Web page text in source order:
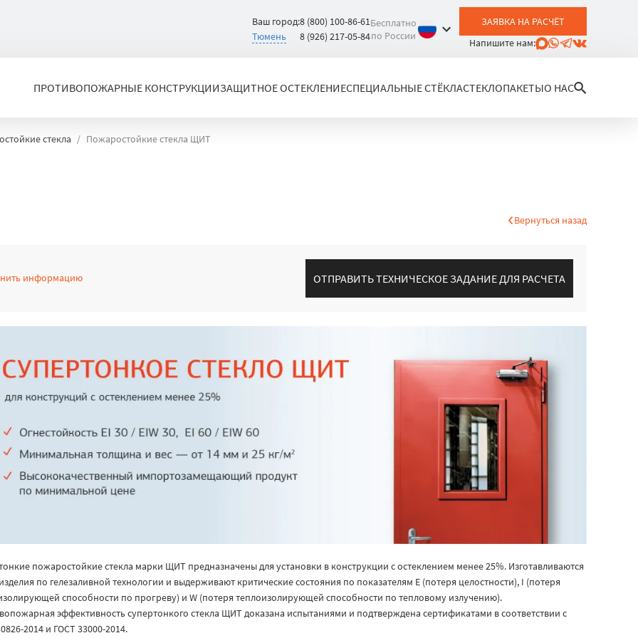
Ваш город:
Тюмень
8 (800) 100-86-61
8 (926) 217-05-84
Бесплатно
по России
ЗАЯВКА НА РАСЧЁТ
Напишите нам:
ПРОТИВОПОЖАРНЫЕ КОНСТРУКЦИИЗАЩИТНОЕ ОСТЕКЛЕНИЕСПЕЦИАЛЬНЫЕ СТЁКЛАСТЕКЛОПАКЕТЫО НАС
стекла Пожаростойкие стекла ЩИТ
Вернуться назад
информацию ОТПРАВИТЬ ТЕХНИЧЕСКОЕ ЗАДАНИЕ ДЛЯ РАСЧЕТА
пожаростойкие стекла марки ЩИТ предназначены для установки в конструкции с остеклением менее 25%. Изготавливаются
по гелезаливной технологии и выдерживают критические состояния по показателям E (потеря целостности), I (потеря
способности по прогреву) и W (потеря теплоизолирующей способности по тепловому излучению).
эффективность супертонкого стекла ЩИТ доказана испытаниями и подтверждена сертификатами в соответствии с
2014 и ГОСТ 33000-2014.